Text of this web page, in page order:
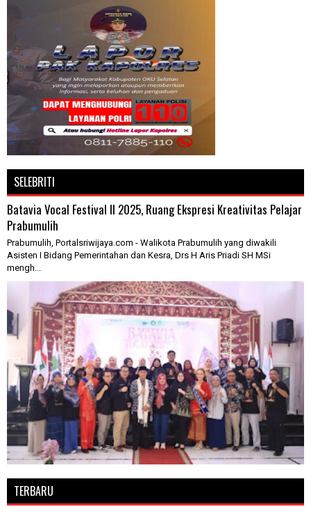
SELEBRITI
Batavia Vocal Festival II 2025, Ruang Ekspresi Kreativitas Pelajar
Prabumulih
Prabumulih, Portalsriwijaya.com - Walikota Prabumulih yang diwakili
Asisten I Bidang Pemerintahan dan Kesra, Drs H Aris Priadi SH MSi
mengh...
TERBARU